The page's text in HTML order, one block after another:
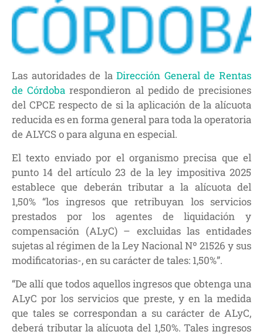
Las autoridades de laDirección General de Rentas
de Córdoba respondieron al pedido de precisiones
del CPCE respecto de si la aplicación de la alícuota
reducida es en forma general para toda la operatoria
de ALYCS o para alguna en especial.
El texto enviado por el organismo precisa que el
punto 14 del artículo 23 de la ley impositiva 2025
establece que deberán tributar a la alícuota del
1,50% “los ingresos que retribuyan los servicios
prestados por los agentes de liquidación y
compensación (ALyC) – excluidas las entidades
sujetas al régimen de la Ley Nacional Nº 21526 y sus
modificatorias-, en su carácter de tales: 1,50%”.
“De allí que todos aquellos ingresos que obtenga una
ALyC por los servicios que preste, y en la medida
que tales se correspondan a su carácter de ALyC,
deberá tributar la alícuota del 1,50%. Tales ingresos